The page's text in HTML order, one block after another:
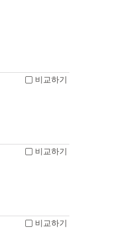
비교하기
비교하기
비교하기